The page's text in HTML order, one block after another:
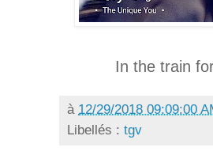
In the train
à 12/29/2018 09:09:00
Libellés : tgv